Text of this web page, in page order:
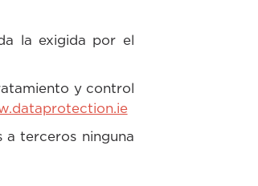
la exigida por el
y control
a terceros ninguna